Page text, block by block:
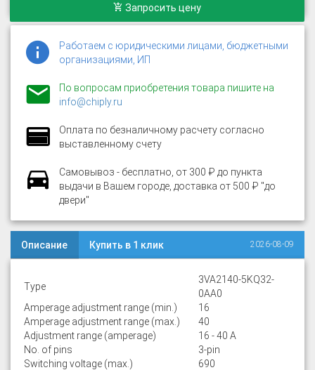
Запросить цену
Работаем с юридическими лицами, бюджетными
организациями, ИП
По вопросам приобретения товара пишите на
info@chiply.ru
Оплата по безналичному расчету согласно
выставленному счету
Самовывоз - бесплатно, от 300 ₽ до пункта
выдачи в Вашем городе, доставка от 500 ₽ "до
двери"
Описание Купить в 1 клик 2026-08-09
Type
3VA2140-5KQ32-
0AA0
Amperage adjustment range (min.)
16
Amperage adjustment range (max.)
40
Adjustment range (amperage)
16 - 40 A
No. of pins
3-pin
Switching voltage (max.)
690